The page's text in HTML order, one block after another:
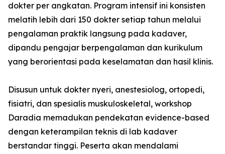
dokter per angkatan. Program intensif ini konsisten
melatih lebih dari 150 dokter setiap tahun melalui
pengalaman praktik langsung pada kadaver,
dipandu pengajar berpengalaman dan kurikulum
yang berorientasi pada keselamatan dan hasil klinis.
Disusun untuk dokter nyeri, anestesiolog, ortopedi,
fisiatri, dan spesialis muskuloskeletal, workshop
Daradia memadukan pendekatan evidence-based
dengan keterampilan teknis di lab kadaver
berstandar tinggi. Peserta akan mendalami